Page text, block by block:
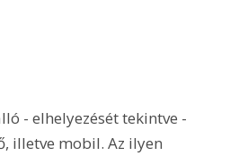
- elhelyezését tekintve -
illetve mobil. Az ilyen